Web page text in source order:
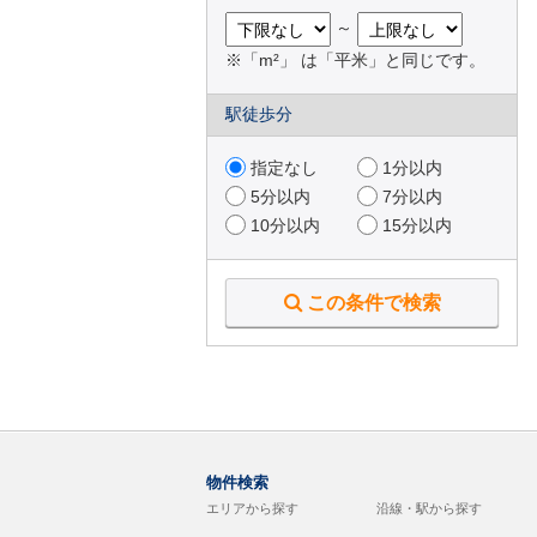
～
※「m²」 は「平米」と同じです。
駅徒歩分
指定なし
1分以内
5分以内
7分以内
10分以内
15分以内
この条件で検索
物件検索
エリアから探す 沿線・駅から探す